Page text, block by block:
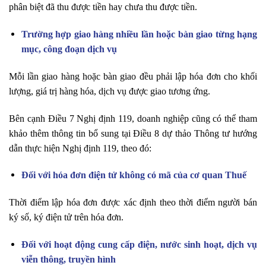
phân biệt đã thu được tiền hay chưa thu được tiền.
Trường hợp giao hàng nhiều lần hoặc bàn giao từng hạng
mục, công đoạn dịch vụ
Mỗi lần giao hàng hoặc bàn giao đều phải lập hóa đơn cho khối
lượng, giá trị hàng hóa, dịch vụ được giao tương ứng.
Bên cạnh Điều 7 Nghị định 119, doanh nghiệp cũng có thể tham
khảo thêm thông tin bổ sung tại Điều 8 dự thảo Thông tư hướng
dẫn thực hiện Nghị định 119, theo đó:
Đối với hóa đơn điện tử không có mã của cơ quan Thuế
Thời điểm lập hóa đơn được xác định theo thời điểm người bán
ký số, ký điện tử trên hóa đơn.
Đối với hoạt động cung cấp điện, nước sinh hoạt, dịch vụ
viễn thông, truyền hình